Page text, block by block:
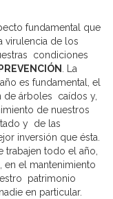
fundamental que
virulencia de los
condiciones
PREVENCIÓN
. La
es fundamental, el
árboles caídos y,
de nuestros
y de las
inversión que ésta.
trabajen todo el año,
en el mantenimiento
patrimonio
en particular.